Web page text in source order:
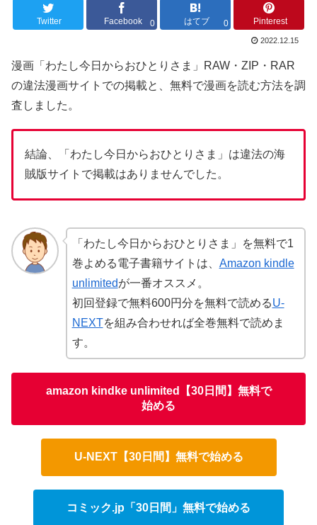
Twitter Facebook 0 はてブ 0 Pinterest
2022.12.15
漫画「わたし今日からおひとりさま」RAW・ZIP・RAR
の違法漫画サイトでの掲載と、無料で漫画を読む方法を調
査しました。
結論、「わたし今日からおひとりさま」は違法の海
賊版サイトで掲載はありませんでした。
「わたし今日からおひとりさま」を無料で1
巻よめる電子書籍サイトは、 Amazon kindle
unlimitedが一番オススメ。
初回登録で無料600円分を無料で読めるU-
NEXTを組み合わせれば全巻無料で読めま
す。
amazon kindke unlimited【30日間】無料で
始める
U-NEXT【30日間】無料で始める
コミック.jp「30日間」無料で始める